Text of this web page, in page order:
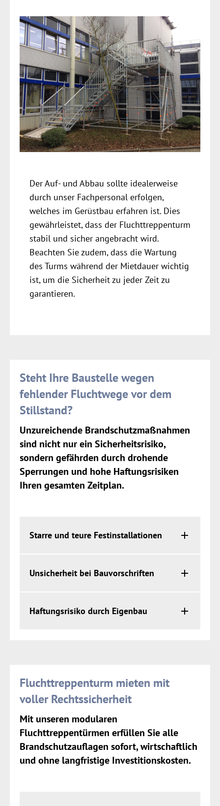
Der Auf- und Abbau sollte idealerweise
durch unser Fachpersonal erfolgen,
welches im Gerüstbau erfahren ist. Dies
gewährleistet, dass der Fluchttreppenturm
stabil und sicher angebracht wird.
Beachten Sie zudem, dass die Wartung
des Turms während der Mietdauer wichtig
ist, um die Sicherheit zu jeder Zeit zu
garantieren.
Steht Ihre Baustelle wegen
fehlender Fluchtwege vor dem
Stillstand?
Unzureichende Brandschutzmaßnahmen
sind nicht nur ein Sicherheitsrisiko,
sondern gefährden durch drohende
Sperrungen und hohe Haftungsrisiken
Ihren gesamten Zeitplan.
Starre und teure Festinstallationen
Unsicherheit bei Bauvorschriften
Haftungsrisiko durch Eigenbau
Fluchttreppenturm mieten mit
voller Rechtssicherheit
Mit unseren modularen
Fluchttreppentürmen erfüllen Sie alle
Brandschutzauflagen sofort, wirtschaftlich
und ohne langfristige Investitionskosten.